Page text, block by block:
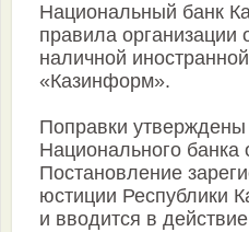
Национальный банк
правила
наличной
«Казинформ».
Поправки
Национального банка
Постановление
юстиции Республики
и вводится в